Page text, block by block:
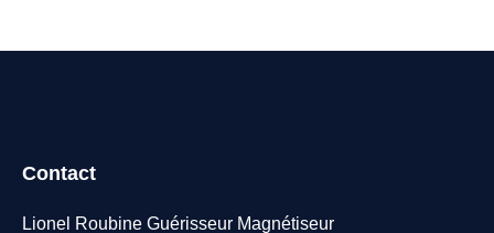
Contact
Lionel Roubine Guérisseur Magnétiseur